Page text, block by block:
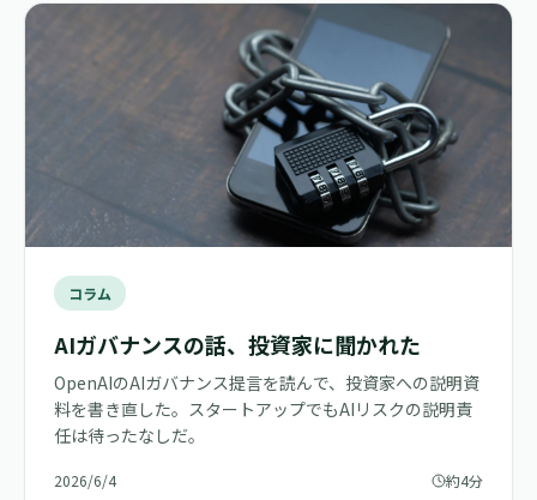
コラム
AIガバナンスの話、投資家に聞かれた
OpenAIのAIガバナンス提言を読んで、投資家への説明資
料を書き直した。スタートアップでもAIリスクの説明責
任は待ったなしだ。
2026/6/4 約4分